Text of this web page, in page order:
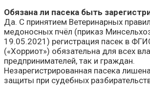
Обязана ли пасека быть
Да. С принятием Ветеринарных
медоносных пчёл (приказ
19.05.2021) регистрация пасек в
(«Хорриот») обязательна для всех
предпринимателей, так и граждан.
Незарегистрированная пасека
защиты при судебных